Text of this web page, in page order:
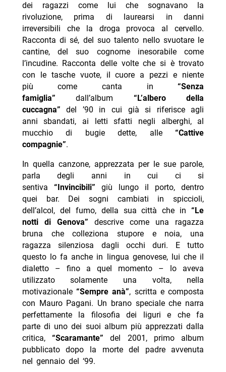
dei ragazzi come lui che sognavano la
rivoluzione, prima di laurearsi in danni
irreversibili che la droga provoca al cervello.
Racconta di sé, del suo talento nello svuotare le
cantine, del suo cognome inesorabile come
l’incudine. Racconta delle volte che si è trovato
con le tasche vuote, il cuore a pezzi e niente
più come canta in“Senza
famiglia” dall’album “L’albero della
cuccagna” del ’90 in cui già si riferisce agli
anni sbandati, ai letti sfatti negli alberghi, al
mucchio di bugie dette, alle“Cattive
compagnie”.
In quella canzone, apprezzata per le sue parole,
parla degli anni in cui ci si
sentiva “Invincibili” giù lungo il porto, dentro
quei bar. Dei sogni cambiati in spiccioli,
dell’alcol, del fumo, della sua città che in“Le
notti di Genova” descrive come una ragazza
bruna che colleziona stupore e noia, una
ragazza silenziosa dagli occhi duri. E tutto
questo lo fa anche in lingua genovese, lui che il
dialetto – fino a quel momento – lo aveva
utilizzato solamente una volta, nella
motivazionale“Sempre anà”, scritta e composta
con Mauro Pagani. Un brano speciale che narra
perfettamente la filosofia dei liguri e che fa
parte di uno dei suoi album più apprezzati dalla
critica,“Scaramante”del 2001, primo album
pubblicato dopo la morte del padre avvenuta
nel gennaio del ‘99.